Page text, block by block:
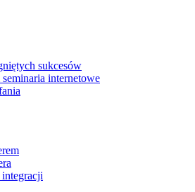
sukcesów
internetowe